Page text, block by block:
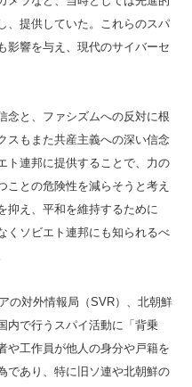
、提供していた。これらのスパ
影響を与え、現代のサイバーセ
念と、ファシズムへの反対に根
スもまた共産主義への深い信念
ト連邦に提供することで、力の
ことの危険性を減らそうと考え
抑え、平和を維持するために
くソビエト連邦にも知られるべ
の対外情報局（SVR）、北朝鮮
内で行うスパイ活動に「背乗
や工作員が他人の身分や戸籍を
であり、特に旧ソ連や北朝鮮の